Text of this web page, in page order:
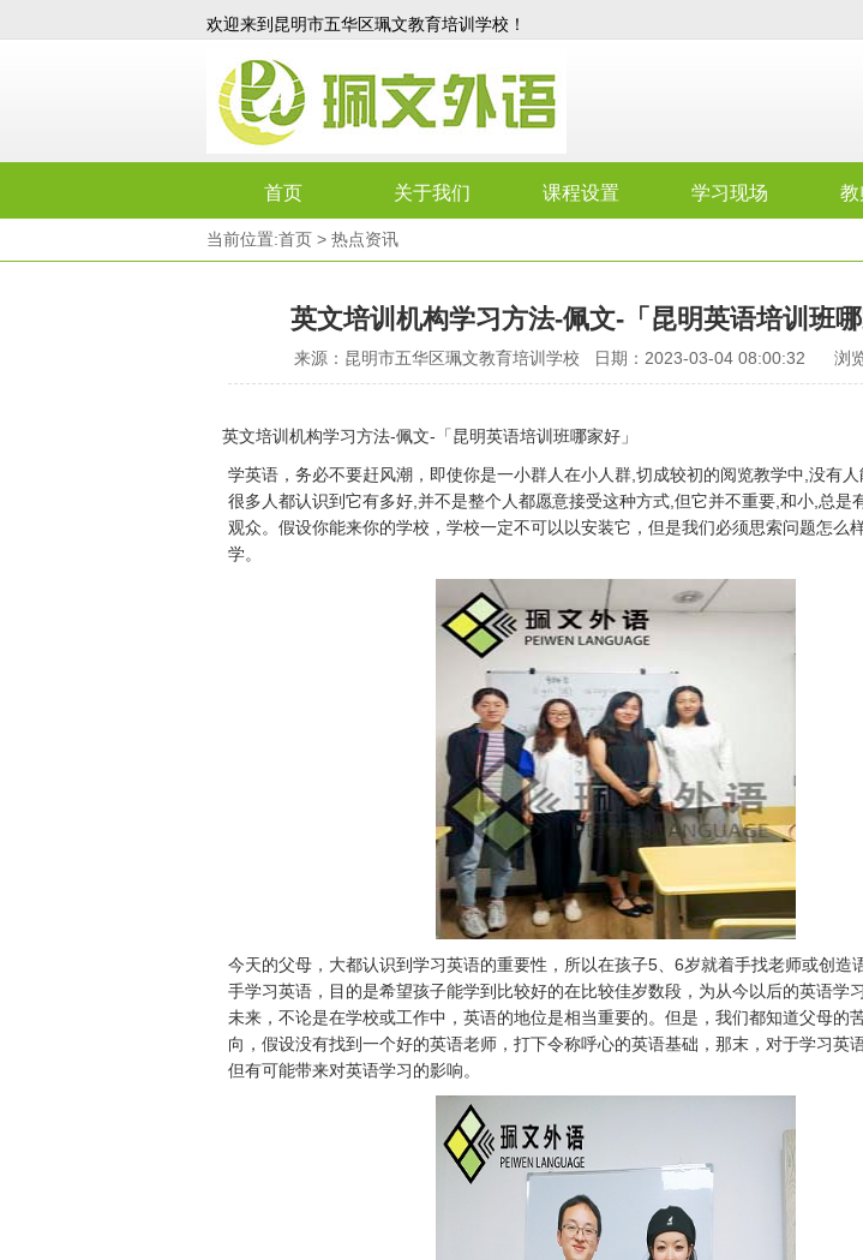
欢迎来到昆明市五华区珮文教育培训学校！
首页 关于我们 课程设置 学习现场 教
当前位置:首页 > 热点资讯
英文培训机构学习方法-佩文-「昆明英语培训班哪
来源：昆明市五华区珮文教育培训学校 日期：2023-03-04 08:00:32 浏览
英文培训机构学习方法-佩文-「昆明英语培训班哪家好」
学英语，务必不要赶风潮，即使你是一小群人在小人群,切成较初的阅览教学中,没有
很多人都认识到它有多好,并不是整个人都愿意接受这种方式,但它并不重要,和小,总是
观众。假设你能来你的学校，学校一定不可以以安装它，但是我们必须思索问题怎么
学。
今天的父母，大都认识到学习英语的重要性，所以在孩子5、6岁就着手找老师或创造
手学习英语，目的是希望孩子能学到比较好的在比较佳岁数段，为从今以后的英语学
未来，不论是在学校或工作中，英语的地位是相当重要的。但是，我们都知道父母的
向，假设没有找到一个好的英语老师，打下令称呼心的英语基础，那末，对于学习英
但有可能带来对英语学习的影响。